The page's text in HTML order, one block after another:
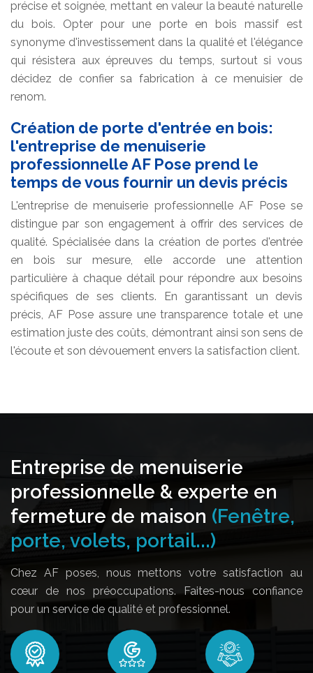
précise et soignée, mettant en valeur la beauté naturelle
du bois. Opter pour une porte en bois massif est
synonyme d'investissement dans la qualité et l'élégance
qui résistera aux épreuves du temps, surtout si vous
décidez de confier sa fabrication à ce menuisier de
renom.
Création de porte d'entrée en bois:
l'entreprise de menuiserie
professionnelle AF Pose prend le
temps de vous fournir un devis précis
L'entreprise de menuiserie professionnelle AF Pose se
distingue par son engagement à offrir des services de
qualité. Spécialisée dans la création de portes d'entrée
en bois sur mesure, elle accorde une attention
particulière à chaque détail pour répondre aux besoins
spécifiques de ses clients. En garantissant un devis
précis, AF Pose assure une transparence totale et une
estimation juste des coûts, démontrant ainsi son sens de
l'écoute et son dévouement envers la satisfaction client.
Entreprise de menuiserie
professionnelle & experte en
fermeture de maison (Fenêtre,
porte, volets, portail...)
Chez AF poses, nous mettons votre satisfaction au
cœur de nos préoccupations. Faites-nous confiance
pour un service de qualité et professionnel.